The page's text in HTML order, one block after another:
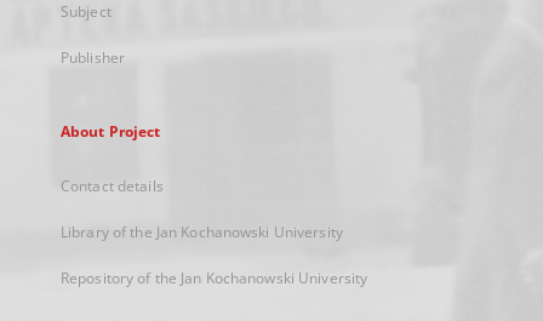
Subject
Publisher
About Project
Contact details
Library of the Jan Kochanowski University
Repository of the Jan Kochanowski University